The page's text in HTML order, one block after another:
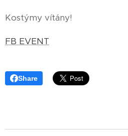
Kostýmy vítány!
FB EVENT
Share